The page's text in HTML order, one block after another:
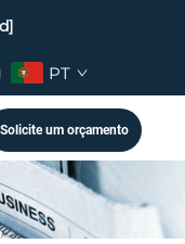
PT
Solicite um orçamento